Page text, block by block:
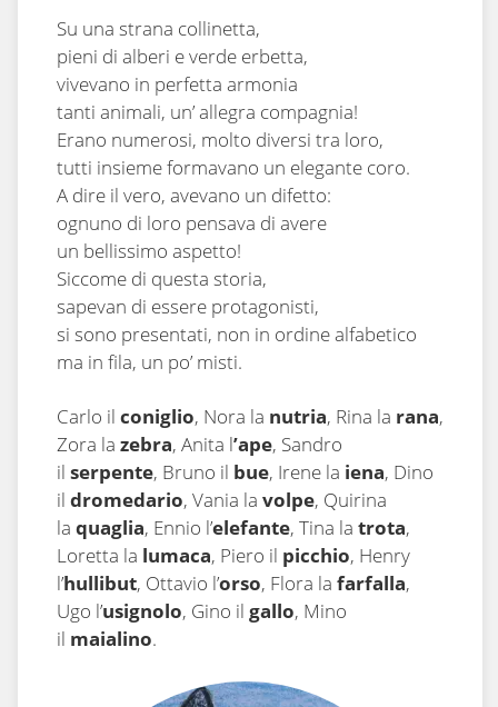
Su una strana collinetta,
pieni di alberi e verde erbetta,
vivevano in perfetta armonia
tanti animali, un’ allegra compagnia!
Erano numerosi, molto diversi tra loro,
tutti insieme formavano un elegante coro.
A dire il vero, avevano un difetto:
ognuno di loro pensava di avere
un bellissimo aspetto!
Siccome di questa storia,
sapevan di essere protagonisti,
si sono presentati, non in ordine alfabetico
ma in fila, un po’ misti.
Carlo il coniglio, Nora la nutria, Rina la rana,
Zora la zebra, Anita l’ape, Sandro
il serpente, Bruno il bue, Irene la iena, Dino
il dromedario, Vania la volpe, Quirina
la quaglia, Ennio l’elefante, Tina la trota,
Loretta la lumaca, Piero il picchio, Henry
l’hullibut, Ottavio l’orso, Flora la farfalla,
Ugo l’usignolo, Gino il gallo, Mino
il maialino.